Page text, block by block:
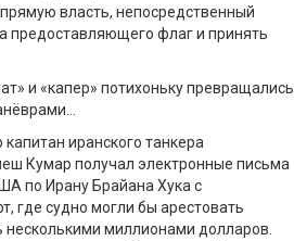
власть, непосредственный
предоставляющего флаг и принять
и «капер» потихоньку превращались
ёврами…
иранского танкера
Кумар получал электронные письма
по Ирану Брайана Хука с
где судно могли бы арестовать
несколькими миллионами долларов.